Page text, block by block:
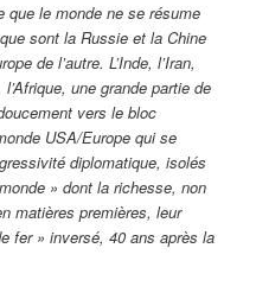
que le monde ne se résume
sont la Russie et la Chine
de l’autre. L’Inde, l’Iran,
une grande partie de
vers le bloc
USA/Europe qui se
diplomatique, isolés
» dont la richesse, non
matières premières, leur
fer » inversé, 40 ans après la